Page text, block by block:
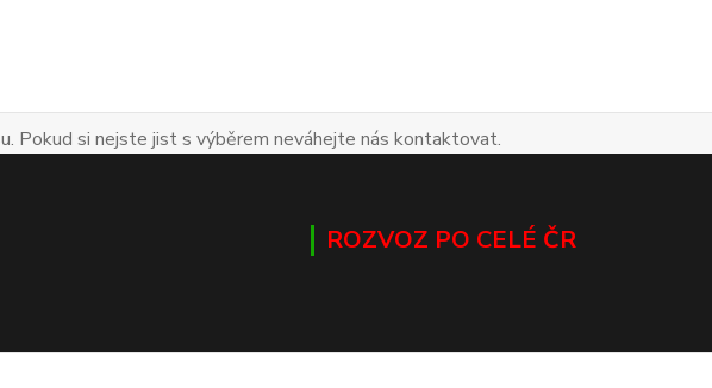
Pokud si nejste jist s výběrem neváhejte nás kontaktovat.
ROZVOZ PO CELÉ ČR